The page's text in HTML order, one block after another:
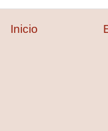
Inicio